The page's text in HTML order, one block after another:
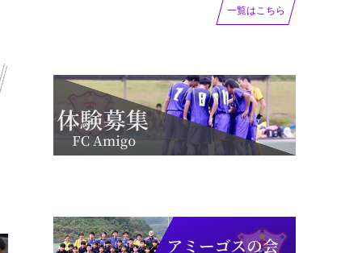
一覧はこちら